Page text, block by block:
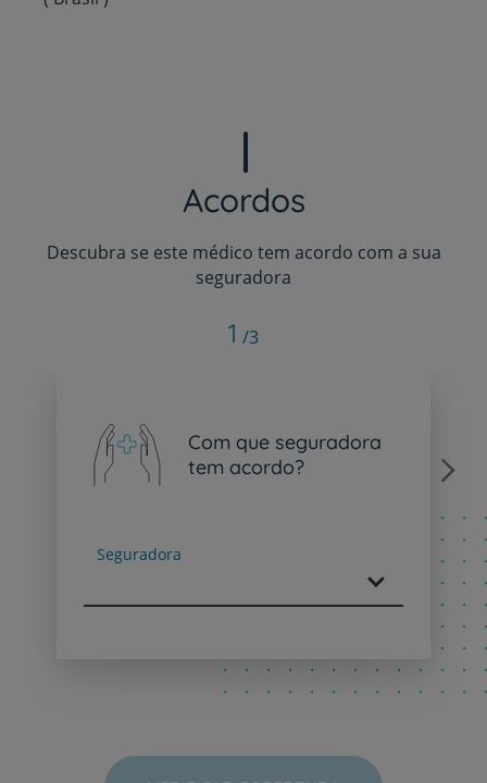
Acordos
Descubra se este médico tem acordo com a sua
seguradora
Com que seguradora
tem acordo?
Seguradora
Next
1 /3